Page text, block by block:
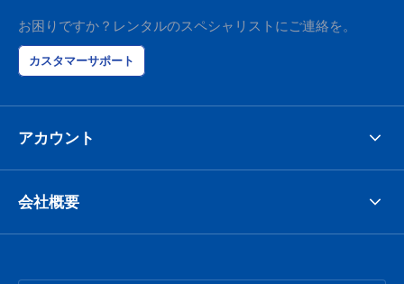
お困りですか？レンタルのスペシャリストにご連絡を。
カスタマーサポート
アカウント
会社概要